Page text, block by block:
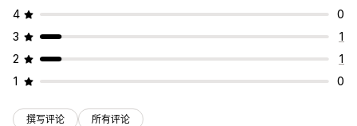
4
0
3
1
2
1
1
0
撰写评论 所有评论